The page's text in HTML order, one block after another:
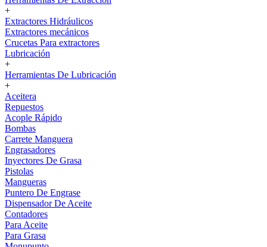
+
Extractores Hidráulicos
Extractores mecánicos
Crucetas Para extractores
Lubricación
+
Herramientas De Lubricación
+
Aceitera
Repuestos
Acople Rápido
Bombas
Carrete Manguera
Engrasadores
Inyectores De Grasa
Pistolas
Mangueras
Puntero De Engrase
Dispensador De Aceite
Contadores
Para Aceite
Para Grasa